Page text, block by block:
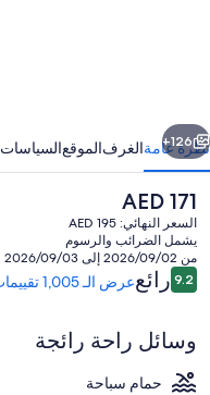
التالي
126+
نظرة عامةالغرفالموقعالسياسات
السعر
الحالي
هو
AED
171
AED 171
السعر النهائي: AED 195
يشمل الضرائب والرسوم
من 2026/09/02 إلى 2026/09/03
التقييمات
9.29.2 من 10رائععرض الـ 1,005 تقييمات بأكملها
وسائل راحة رائجة
حمام سباحة